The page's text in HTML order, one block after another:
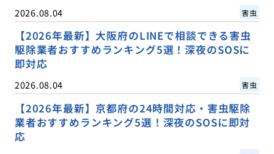
2026.08.04 害虫
【2026年最新】大阪府のLINEで相談できる害虫
駆除業者おすすめランキング5選！深夜のSOSに
即対応
2026.08.04 害虫
【2026年最新】京都府の24時間対応・害虫駆除
業者おすすめランキング5選！深夜のSOSに即対
応